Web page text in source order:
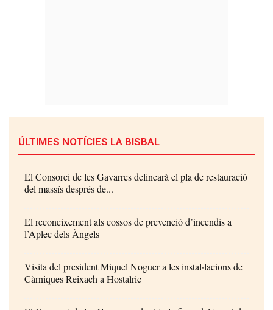
ÚLTIMES NOTÍCIES LA BISBAL
El Consorci de les Gavarres delinearà el pla de restauració
del massís després de...
El reconeixement als cossos de prevenció d’incendis a
l’Aplec dels Àngels
Visita del president Miquel Noguer a les instal·lacions de
Càrniques Reixach a Hostalric